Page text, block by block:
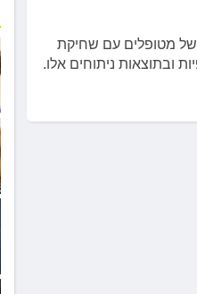
של מטופלים עם שחיקת
ובתוצאות ניתוחים אלו.